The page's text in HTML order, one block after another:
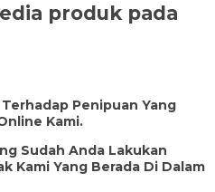
produk pada
Penipuan Yang
Kami.
Sudah Anda Lakukan
Kami Yang Berada Di Dalam